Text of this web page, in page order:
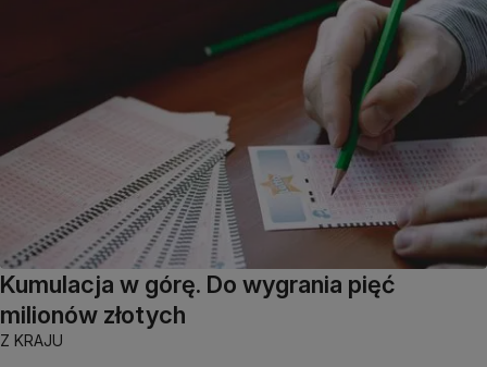
Kumulacja w górę. Do wygrania pięć
milionów złotych
Z KRAJU